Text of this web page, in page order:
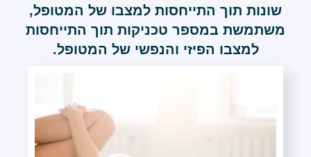
שונות תוך התייחסות למצבו של המטופל,
משתמשת במספר טכניקות תוך התייחסות
למצבו הפיזי והנפשי של המטופל.